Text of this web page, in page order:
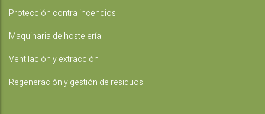
Protección contra incendios
Maquinaria de hostelería
Ventilación y extracción
Regeneración y gestión de residuos